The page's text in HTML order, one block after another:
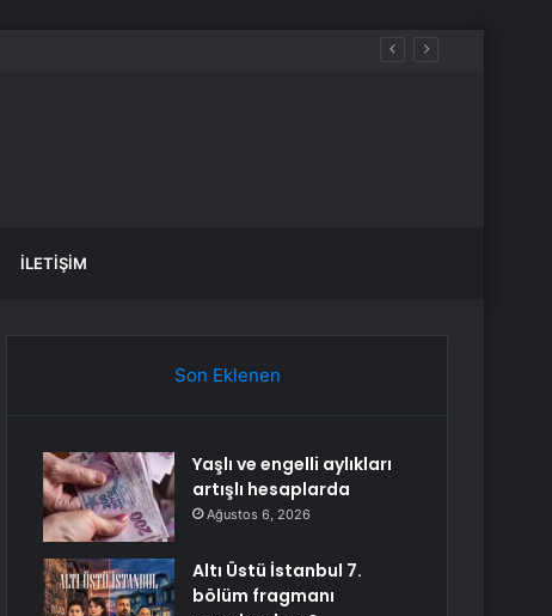
İLETIŞIM
Son Eklenen
Yaşlı ve engelli aylıkları
artışlı hesaplarda
Ağustos 6, 2026
Altı Üstü İstanbul 7.
bölüm fragmanı